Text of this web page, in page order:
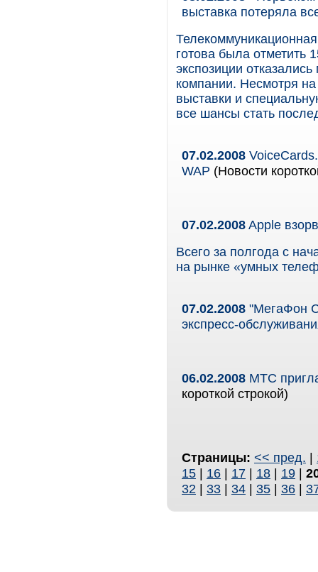
выставка потеряла
готова была отметить
экспозиции
компании. Несмотря
выставки и
все шансы стать
07.02.2008
WAP (Новости
07.02.2008Apple
Всего за полгода с
на рынке «умных
07.02.2008 "МегаФон
экспресс-
06.02.2008 МТС
короткой строкой)
Страницы: << пред. |
15 | 16 | 17 | 18 | 19 |
32 | 33 | 34 | 35 | 36 |